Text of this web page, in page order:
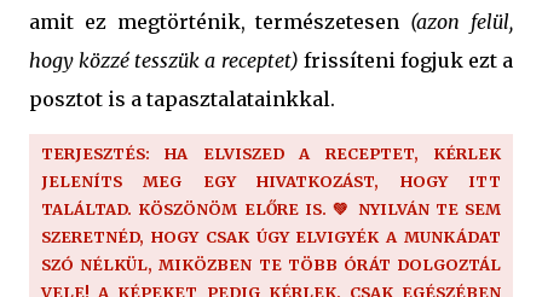
amit ez megtörténik, természetesen (azon felül,
hogy közzé tesszük a receptet) frissíteni fogjuk ezt a
posztot is a tapasztalatainkkal.
TERJESZTÉS: HA ELVISZED A RECEPTET, KÉRLEK
JELENÍTS MEG EGY HIVATKOZÁST, HOGY ITT
TALÁLTAD. KÖSZÖNÖM ELŐRE IS. 💚 NYILVÁN TE SEM
SZERETNÉD, HOGY CSAK ÚGY ELVIGYÉK A MUNKÁDAT
SZÓ NÉLKÜL, MIKÖZBEN TE TÖBB ÓRÁT DOLGOZTÁL
VELE! A KÉPEKET PEDIG KÉRLEK, CSAK EGÉSZÉBEN